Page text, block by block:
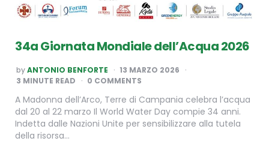
34a Giornata Mondiale dell’Acqua 2026
POSTED
BY
byANTONIO BENFORTE
13 MARZO 2026
3 MINUTE READ 0 COMMENTS
A Madonna dell’Arco, Terre di Campania celebra l’acqua
dal 20 al 22 marzo Il World Water Day compie 34 anni.
Indetta dalle Nazioni Unite per sensibilizzare alla tutela
della risorsa…